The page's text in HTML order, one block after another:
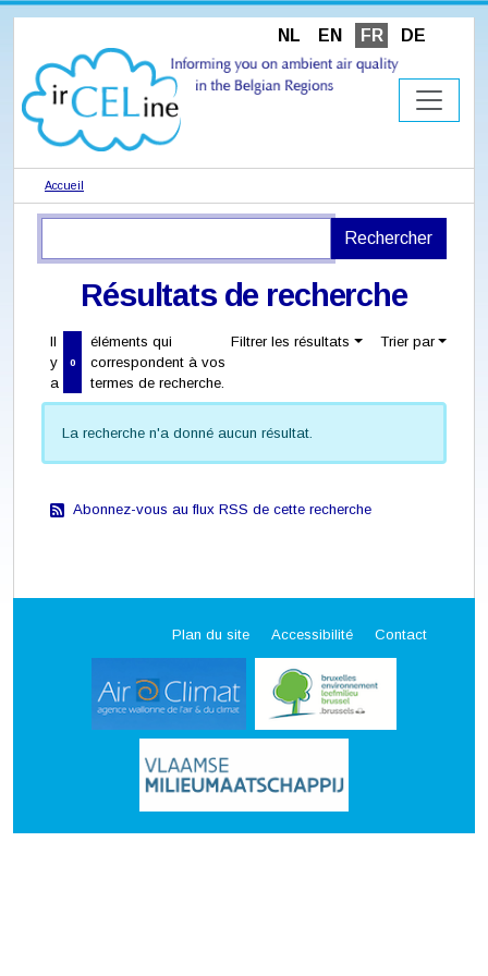
NL EN FR DE
Accueil
Résultats de recherche
Il
y
a
0
éléments qui
correspondent à vos
termes de recherche.
Filtrer les résultats Trier par
La recherche n'a donné aucun résultat.
Abonnez-vous au flux RSS de cette recherche
Plan du site Accessibilité Contact